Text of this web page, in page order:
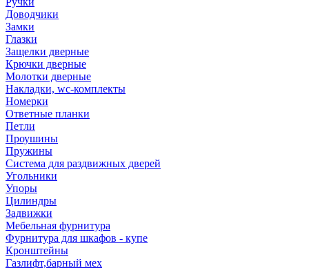
Доводчики
Замки
Глазки
Защелки дверные
Крючки дверные
Молотки дверные
Накладки, wc-комплекты
Номерки
Ответные планки
Петли
Проушины
Пружины
Система для раздвижных дверей
Угольники
Упоры
Цилиндры
Задвижки
Мебельная фурнитура
Фурнитура для шкафов - купе
Кронштейны
Газлифт,барный мех